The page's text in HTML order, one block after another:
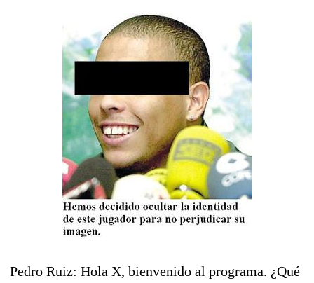
Pedro Ruiz: Hola X, bienvenido al programa. ¿Qué